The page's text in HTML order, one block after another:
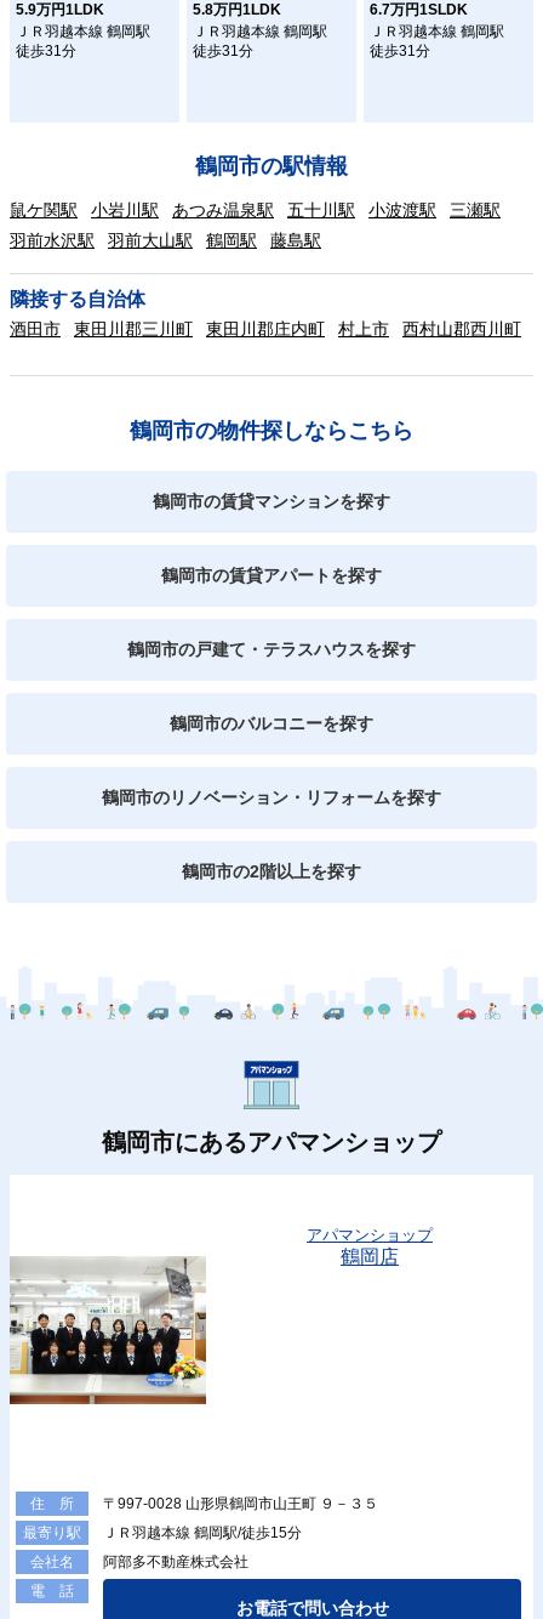
5.9万円1LDK
ＪＲ羽越本線 鶴岡駅
徒歩31分
5.8万円1LDK
ＪＲ羽越本線 鶴岡駅
徒歩31分
6.7万円1SLDK
ＪＲ羽越本線 鶴岡駅
徒歩31分
鶴岡市の駅情報
鼠ケ関駅 小岩川駅 あつみ温泉駅 五十川駅 小波渡駅
三瀬駅
羽前水沢駅
羽前大山駅 鶴岡駅 藤島駅
隣接する自治体
酒田市 東田川郡三川町 東田川郡庄内町 村上市 西村山郡西川町
鶴岡市の物件探しならこちら
鶴岡市の賃貸マンションを探す
鶴岡市の賃貸アパートを探す
鶴岡市の戸建て・テラスハウスを探す
鶴岡市のバルコニーを探す
鶴岡市のリノベーション・リフォームを探す
鶴岡市の2階以上を探す
鶴岡市にあるアパマンショップ
アパマンショップ
鶴岡店
住 所
〒997-0028 山形県鶴岡市山王町 ９－３５
最寄り駅
ＪＲ羽越本線 鶴岡駅/徒歩15分
会社名
阿部多不動産株式会社
電 話
お電話で問い合わせ